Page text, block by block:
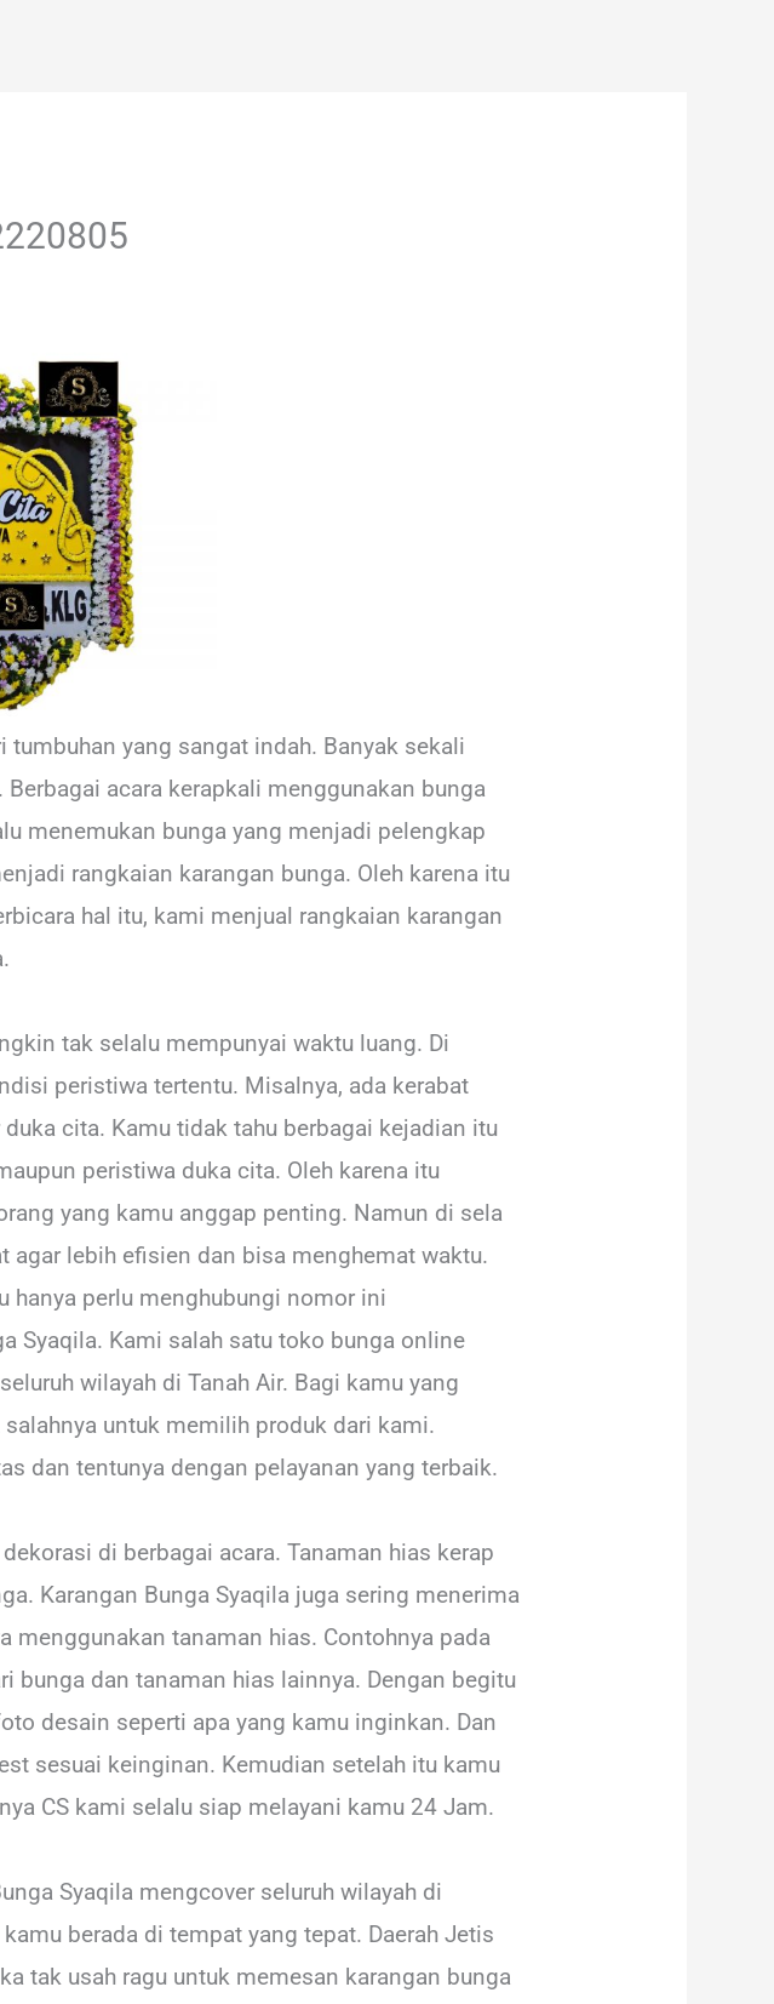
tumbuhan yang sangat indah. Banyak sekali
acara kerapkali menggunakan bunga
menemukan bunga yang menjadi pelengkap
rangkaian karangan bunga. Oleh karena itu
hal itu, kami menjual rangkaian karangan
tak selalu mempunyai waktu luang. Di
peristiwa tertentu. Misalnya, ada kerabat
cita. Kamu tidak tahu berbagai kejadian itu
peristiwa duka cita. Oleh karena itu
yang kamu anggap penting. Namun di sela
agar lebih efisien dan bisa menghemat waktu.
hanya perlu menghubungi nomor ini
Syaqila. Kami salah satu toko bunga online
wilayah di Tanah Air. Bagi kamu yang
untuk memilih produk dari kami.
dan tentunya dengan pelayanan yang terbaik.
di berbagai acara. Tanaman hias kerap
Karangan Bunga Syaqila juga sering menerima
menggunakan tanaman hias. Contohnya pada
bunga dan tanaman hias lainnya. Dengan begitu
desain seperti apa yang kamu inginkan. Dan
sesuai keinginan. Kemudian setelah itu kamu
CS kami selalu siap melayani kamu 24 Jam.
Syaqila mengcover seluruh wilayah di
berada di tempat yang tepat. Daerah Jetis
tak usah ragu untuk memesan karangan bunga